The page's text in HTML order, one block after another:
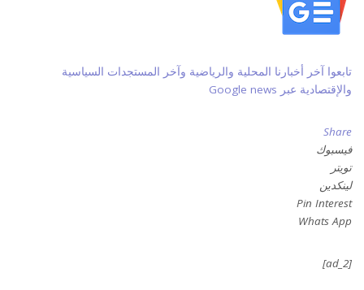
تابعوا آخر أخبارنا المحلية والرياضية وآخر المستجدات السياسية
والإقتصادية عبر Google news
Share
فيسبوك
تويتر
لينكدين
Pin Interest
Whats App
[ad_2]